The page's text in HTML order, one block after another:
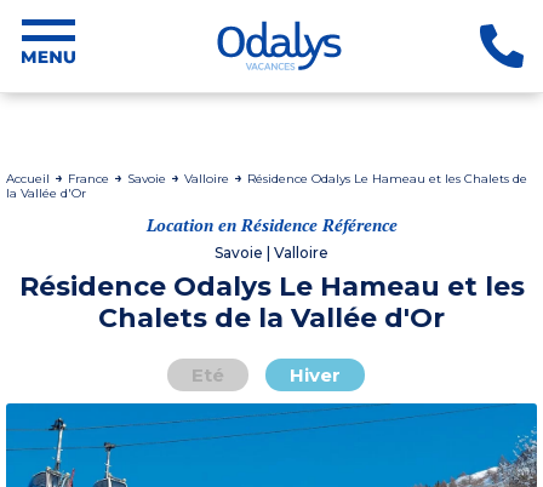
Accueil France Savoie Valloire
Résidence Odalys Le Hameau et les Chalets de
la Vallée d'Or
Location en Résidence Référence
Savoie | Valloire
Résidence Odalys Le Hameau et les
Chalets de la Vallée d'Or
Eté Hiver